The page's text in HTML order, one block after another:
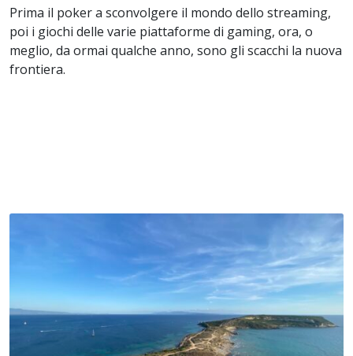
Prima il poker a sconvolgere il mondo dello streaming,
poi i giochi delle varie piattaforme di gaming, ora, o
meglio, da ormai qualche anno, sono gli scacchi la nuova
frontiera.